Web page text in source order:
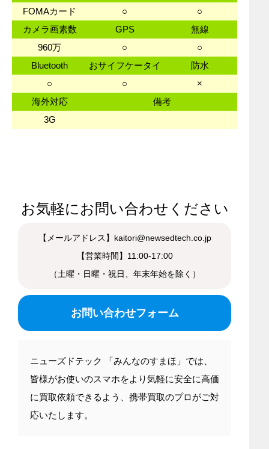
FOMAカード
○
○
カメラ画素数
GPS
無線
960万
○
○
Bluetooth
おサイフケータイ
防水
○
○
×
海外対応
備考
3G
お気軽にお問い合わせください
【メールアドレス】kaitori@newsedtech.co.jp
【営業時間】11:00-17:00
（土曜・日曜・祝日、年末年始を除く）
お問い合わせフォーム
ニューズドテック 「みんなのすまほ」では、
皆様がお使いのスマホをより気軽に安全に高価
に買取依頼できるよう、携帯買取のプロがご対
応いたします。